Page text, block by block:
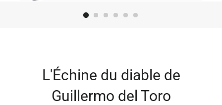
L'Échine du diable de
Guillermo del Toro